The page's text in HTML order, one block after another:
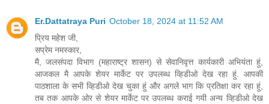
Er.Dattatraya Puri October 18, 2024 at 11:52 AM
प्रिय महेश जी,
सप्रेम नमस्कार,
मै, जलसंपदा विभाग (महाराष्ट्र शासन) से सेवानिवृत्त कार्यकारी अभियंता हुं,
आजकल मै आपके शेयर मार्केट पर उपलब्ध व्हिडीओ देख रहा हुं. आपकी
पाठशाला के सभी व्हिडीओ देख चुका हुं और अगले भाग कि प्रतिक्षा कर रहा हुं,
तब तक आपके ओर से शेयर मार्केट पर उपलब्ध कराई गयी अन्य व्हिडीओ देख